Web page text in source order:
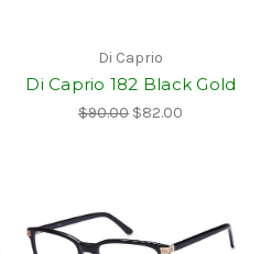
Di Caprio
Di Caprio 182 Black Gold
$90.00 $82.00